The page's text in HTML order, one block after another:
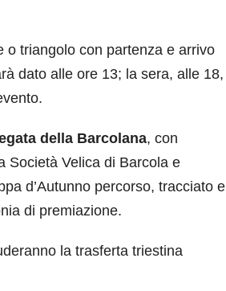
o triangolo con partenza e arrivo
dato alle ore 13; la sera, alle 18,
della Barcolana, con
Società Velica di Barcola e
d’Autunno percorso, tracciato e
di premiazione.
la trasferta triestina